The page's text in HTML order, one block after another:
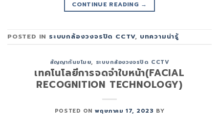
CONTINUE READING →
POSTED IN ระบบกล้องวงจรปิด CCTV, บทความน่ารู้
สัญญากันขโมย, ระบบกล้องวงจรปิด CCTV
เทคโนโลยีการจดจำใบหน้า(FACIAL
RECOGNITION TECHNOLOGY)
POSTED ONพฤษภาคม 17, 2023 BY